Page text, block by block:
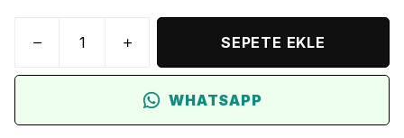
SEPETE EKLE
WHATSAPP